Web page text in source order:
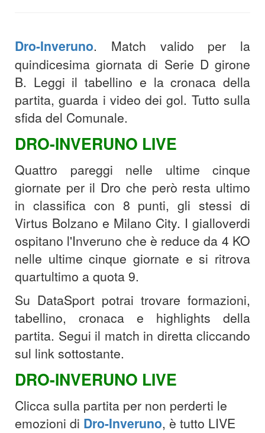
Dro-Inveruno. Match valido per la
quindicesima giornata di Serie D girone
B. Leggi il tabellino e la cronaca della
partita, guarda i video dei gol. Tutto sulla
sfida del Comunale.
DRO-INVERUNO LIVE
Quattro pareggi nelle ultime cinque
giornate per il Dro che però resta ultimo
in classifica con 8 punti, gli stessi di
Virtus Bolzano e Milano City. I gialloverdi
ospitano l'Inveruno che è reduce da 4 KO
nelle ultime cinque giornate e si ritrova
quartultimo a quota 9.
Su DataSport potrai trovare formazioni,
tabellino, cronaca e highlights della
partita. Segui il match in diretta cliccando
sul link sottostante.
DRO-INVERUNO LIVE
Clicca sulla partita per non perderti le
emozioni di Dro-Inveruno, è tutto LIVE